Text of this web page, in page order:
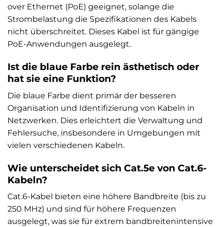
over Ethernet (PoE) geeignet, solange die
Strombelastung die Spezifikationen des Kabels
nicht überschreitet. Dieses Kabel ist für gängige
PoE-Anwendungen ausgelegt.
Ist die blaue Farbe rein ästhetisch oder
hat sie eine Funktion?
Die blaue Farbe dient primär der besseren
Organisation und Identifizierung von Kabeln in
Netzwerken. Dies erleichtert die Verwaltung und
Fehlersuche, insbesondere in Umgebungen mit
vielen verschiedenen Kabeln.
Wie unterscheidet sich Cat.5e von Cat.6-
Kabeln?
Cat.6-Kabel bieten eine höhere Bandbreite (bis zu
250 MHz) und sind für höhere Frequenzen
ausgelegt, was sie für extrem bandbreitenintensive